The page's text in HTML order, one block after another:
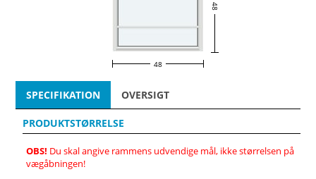
48
48
SPECIFIKATION OVERSIGT
PRODUKTSTØRRELSE
OBS! Du skal angive rammens udvendige mål, ikke størrelsen på
vægåbningen!